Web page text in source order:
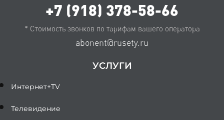
+7 (918) 378-58-66
* Стоимость звонков по тарифам вашего оператора
abonent@rusety.ru
УСЛУГИ
Интернет+TV
Телевидение